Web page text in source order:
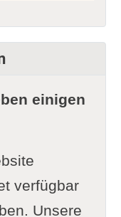
einigen
verfügbar
Unsere